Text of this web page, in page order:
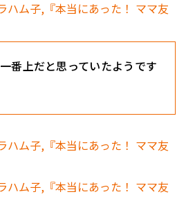
番上だと思っていたようです